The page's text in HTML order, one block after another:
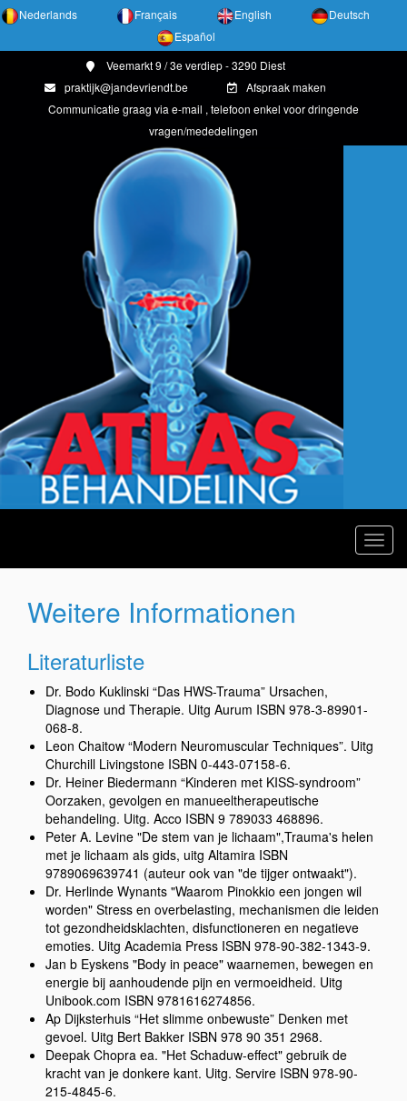
Nederlands Français English
Deutsch
Español
Veemarkt 9 / 3e verdiep - 3290 Diest
praktijk@jandevriendt.be
Afspraak maken
Communicatie graag via e-mail , telefoon enkel voor dringende
vragen/mededelingen
"" alt="atlasbehandeling">
Weitere Informationen
Literaturliste
Dr. Bodo Kuklinski “Das HWS-Trauma” Ursachen,
Diagnose und Therapie. Uitg Aurum ISBN 978-3-89901-
068-8.
Leon Chaitow “Modern Neuromuscular Techniques”. Uitg
Churchill Livingstone ISBN 0-443-07158-6.
Dr. Heiner Biedermann “Kinderen met KISS-syndroom”
Oorzaken, gevolgen en manueeltherapeutische
behandeling. Uitg. Acco ISBN 9 789033 468896.
Peter A. Levine "De stem van je lichaam",Trauma's helen
met je lichaam als gids, uitg Altamira ISBN
9789069639741 (auteur ook van "de tijger ontwaakt").
Dr. Herlinde Wynants "Waarom Pinokkio een jongen wil
worden" Stress en overbelasting, mechanismen die leiden
tot gezondheidsklachten, disfunctioneren en negatieve
emoties. Uitg Academia Press ISBN 978-90-382-1343-9.
Jan b Eyskens "Body in peace" waarnemen, bewegen en
energie bij aanhoudende pijn en vermoeidheid. Uitg
Unibook.com ISBN 9781616274856.
Ap Dijksterhuis “Het slimme onbewuste” Denken met
gevoel. Uitg Bert Bakker ISBN 978 90 351 2968.
Deepak Chopra ea. "Het Schaduw-effect" gebruik de
kracht van je donkere kant. Uitg. Servire ISBN 978-90-
215-4845-6.